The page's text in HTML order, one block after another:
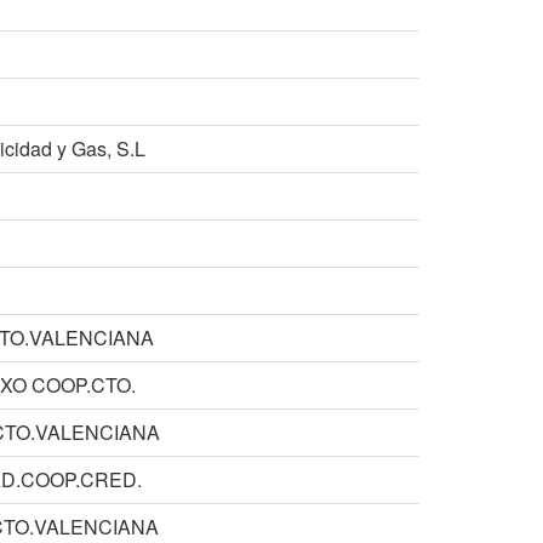
y Gas, S.L
COOP.CTO.